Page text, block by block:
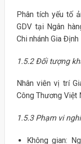
Phân tích yếu tố
GDV tại Ngân
Chi nhánh Gia Định
1.5.2 Đối tượng
Nhân viên vị trí
Công Thương Việt
1.5.3 Phạm vi
Không gian: